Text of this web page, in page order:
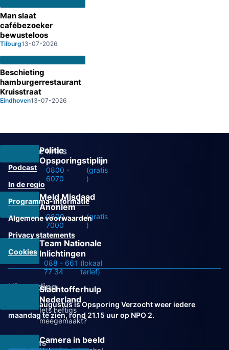
Man slaat
cafébezoeker
bewusteloos
Tilburg13-07-2026
Beschieting
hamburgerrestaurant
Kruisstraat
Eindhoven13-07-2026
Politie
Opsporingstiplijn
0800 -
6070
(gratis
)
Meld Misdaad
Anoniem
0800 -
7000
(gratis
)
Team Nationale
Inlichtingen
088 - 661
77 34
(lokaal
tarief)
Slachtofferhulp
Nederland
Iets heftigs
meegemaakt?
Camera in beeld
Overige links
Podcast
In de regio
Programma-informatie
Algemene voorwaarden
Privacy statements
Cookies
Uitzending
Vanaf 31 augustus is Opsporing Verzocht weer iedere
maandag te zien, rond 21.15 uur op NPO 2.
Volg ons